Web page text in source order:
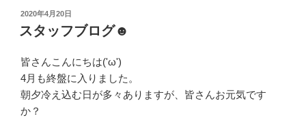
投
稿
日:
2020年4月20日
スタッフブログ☻
皆さんこんにちは('ω')
4月も終盤に入りました。
朝夕冷え込む日が多々ありますが、皆さんお元気です
か？